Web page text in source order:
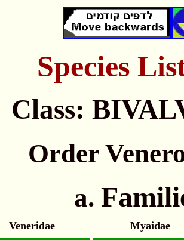
Species
Class:
Order
a.
Veneridae Myaidae